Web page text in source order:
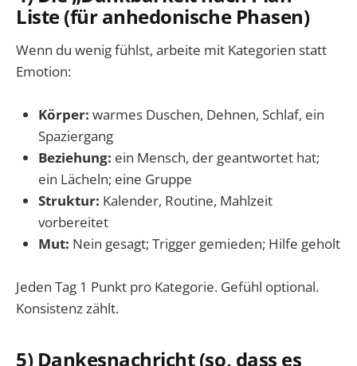
Liste (für anhedonische Phasen)
Wenn du wenig fühlst, arbeite mit Kategorien statt
Emotion:
Körper: warmes Duschen, Dehnen, Schlaf, ein
Spaziergang
Beziehung: ein Mensch, der geantwortet hat;
ein Lächeln; eine Gruppe
Struktur: Kalender, Routine, Mahlzeit
vorbereitet
Mut: Nein gesagt; Trigger gemieden; Hilfe geholt
Jeden Tag 1 Punkt pro Kategorie. Gefühl optional.
Konsistenz zählt.
5) Dankesnachricht (so, dass es